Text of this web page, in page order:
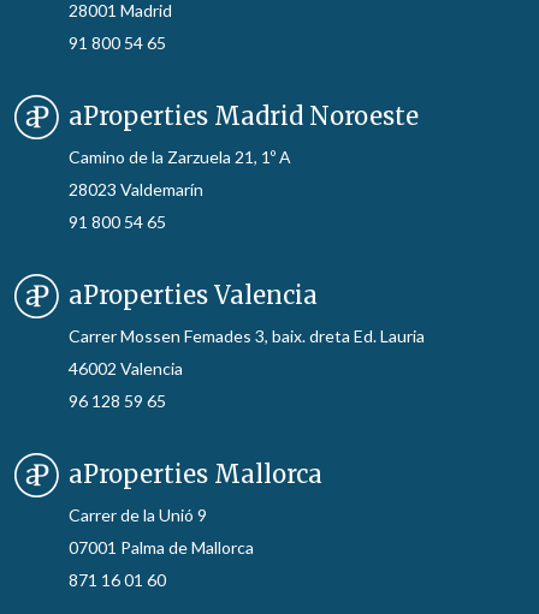
28001 Madrid
91 800 54 65
aProperties Madrid Noroeste
Camino de la Zarzuela 21, 1º A
28023 Valdemarín
91 800 54 65
aProperties Valencia
Carrer Mossen Femades 3, baix. dreta Ed. Lauria
46002 Valencia
96 128 59 65
aProperties Mallorca
Carrer de la Unió 9
07001 Palma de Mallorca
871 16 01 60